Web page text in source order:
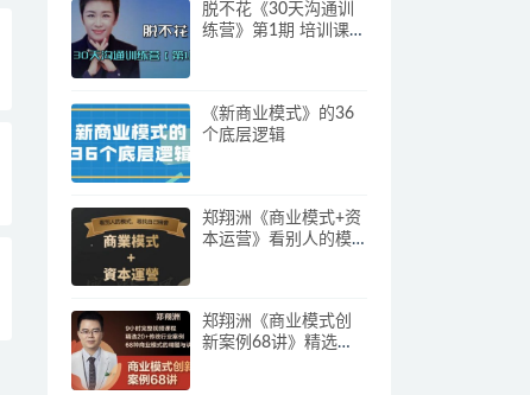
脱不花《30天沟通训
练营》第1期 培训课程
《新商业模式》的36
个底层逻辑
郑翔洲《商业模式+资
本运营》看别人的模
郑翔洲《商业模式创
新案例68讲》精选